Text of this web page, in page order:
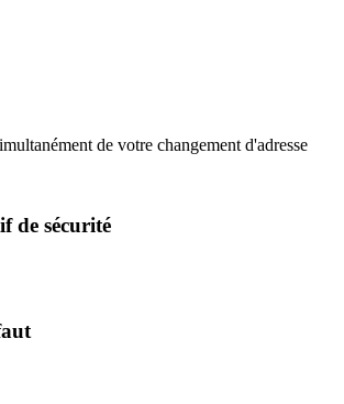
de votre changement d'adresse
de sécurité